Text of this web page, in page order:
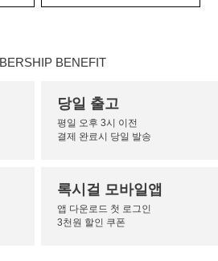
BENEFIT
당일 출고
평일 오후 3시 이전
결제 완료시 당일 발송
록시걸 모바일앱
앱 다운로드 첫 로그인
3천원 할인 쿠폰